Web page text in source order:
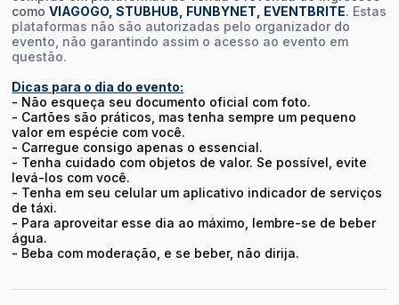
comoVIAGOGO, STUBHUB, FUNBYNET, EVENTBRITE. Estas
plataformas não são autorizadas pelo organizador do
evento, não garantindo assim o acesso ao evento em
questão.
Dicas para o dia do evento:
- Não esqueça seu documento oficial com foto.
- Cartões são práticos, mas tenha sempre um pequeno
valor em espécie com você.
- Carregue consigo apenas o essencial.
- Tenha cuidado com objetos de valor. Se possível, evite
levá-los com você.
- Tenha em seu celular um aplicativo indicador de serviços
de táxi.
- Para aproveitar esse dia ao máximo, lembre-se de beber
água.
- Beba com moderação, e se beber, não dirija.